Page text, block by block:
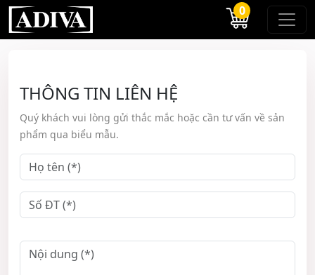
0
THÔNG TIN LIÊN HỆ
Quý khách vui lòng gửi thắc mắc hoặc cần tư vấn về sản
phẩm qua biểu mẫu.